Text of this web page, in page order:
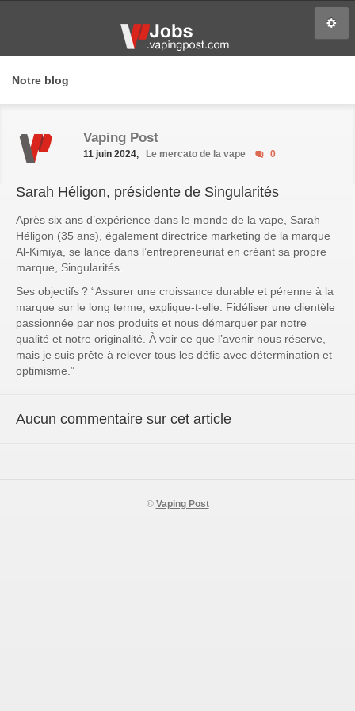
Notre blog
Vaping Post
11 juin 2024, Le mercato de la vape 0
Sarah Héligon, présidente de Singularités
Après six ans d’expérience dans le monde de la vape, Sarah
Héligon (35 ans), également directrice marketing de la marque
Al-Kimiya, se lance dans l’entrepreneuriat en créant sa propre
marque, Singularités.
Ses objectifs ? “Assurer une croissance durable et pérenne à la
marque sur le long terme , explique-t-elle. Fidéliser une clientèle
passionnée par nos produits et nous démarquer par notre
qualité et notre originalité. À voir ce que l’avenir nous réserve,
mais je suis prête à relever tous les défis avec détermination et
optimisme.”
Aucun commentaire sur cet article
© Vaping Post